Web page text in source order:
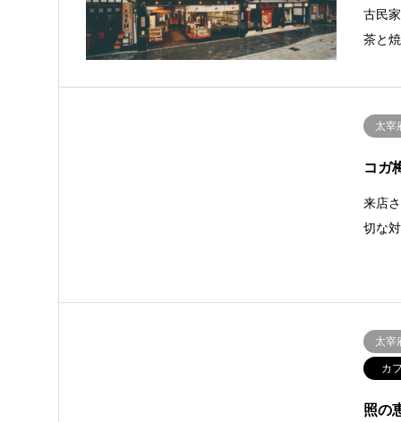
古民
茶と
太宰
コガ
来店
切な
太宰
カ
照の